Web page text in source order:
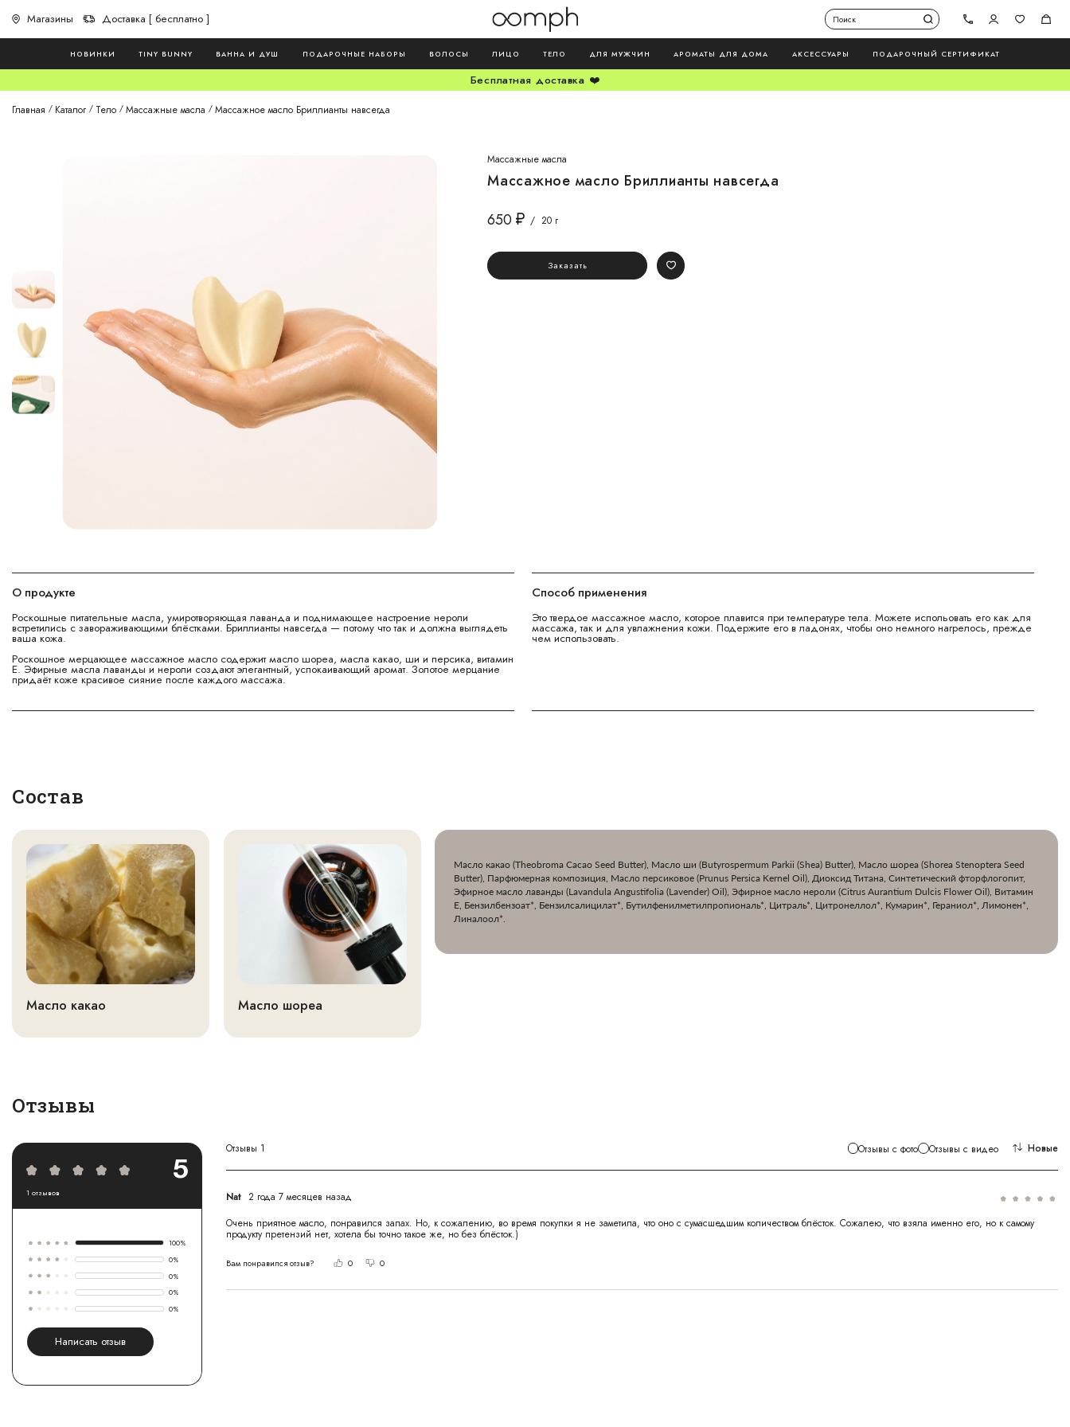
Магазины Доставка [ бесплатно ]
НОВИНКИ TINY BUNNY ВАННА И ДУШ ПОДАРОЧНЫЕ НАБОРЫ ВОЛОСЫ ЛИЦО ТЕЛО ДЛЯ МУЖЧИН АРОМАТЫ ДЛЯ ДОМА АКСЕССУАРЫ ПОДАРОЧНЫЙ СЕРТИФИКАТ
Бесплатная доставка ❤️
Главная Каталог Тело Массажные масла Массажное масло Бриллианты навсегда
Массажные масла
Массажное масло Бриллианты навсегда
650
/ 20 г
Заказать
О продукте
Роскошные питательные масла, умиротворяющая лаванда и поднимающее настроение нероли
встретились с завораживающими блёстками. Бриллианты навсегда — потому что так и должна выглядеть
ваша кожа.
Роскошное мерцающее массажное масло содержит масло шореа, масла какао, ши и персика, витамин
E. Эфирные масла лаванды и нероли создают элегантный, успокаивающий аромат. Золотое мерцание
придаёт коже красивое сияние после каждого массажа.
Способ применения
Это твердое массажное масло, которое плавится при температуре тела. Можете испольовать его как для
массажа, так и для увлажнения кожи. Подержите его в ладонях, чтобы оно немного нагрелось, прежде
чем использовать.
Состав
Масло какао Масло шореа
Масло какао (Theobroma Cacao Seed Butter), Масло ши (Butyrospermum Parkii (Shea) Butter), Масло шореа (Shorea Stenoptera Seed
Butter), Парфюмерная композиция, Масло персиковое (Prunus Persica Kernel Oil), Диоксид Титана, Синтетический фторфлогопит,
Эфирное масло лаванды (Lavandula Angustifolia (Lavender) Oil), Эфирное масло нероли (Citrus Aurantium Dulcis Flower Oil), Витамин
Е, Бензилбензоат*, Бензилсалицилат*, Бутилфенилметилпропиональ*, Цитраль*, Цитронеллол*, Кумарин*, Гераниол*, Лимонен*,
Линалоол*.
Отзывы
5
1 отзывов
100%
0%
0%
0%
0%
Написать отзыв
Отзывы 1 Отзывы с фото Отзывы с видео Новые
Nat 2 года 7 месяцев назад
Очень приятное масло, понравился запах. Но, к сожалению, во время покупки я не заметила, что оно с сумасшедшим количеством блëсток. Сожалею, что взяла именно его, но к самому
продукту претензий нет, хотела бы точно такое же, но без блёсток.)
Вам понравился отзыв? 0 0